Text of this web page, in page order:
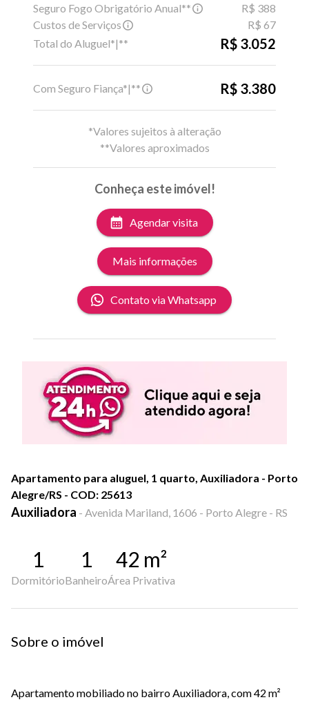
Seguro Fogo Obrigatório Anual**
R$ 388
Custos de Serviços
R$ 67
Total do Aluguel*|**
R$ 3.052
Com Seguro Fiança*|** R$ 3.380
*Valores sujeitos à alteração
**Valores aproximados
Conheça este imóvel!
Agendar visita
Mais informações
Contato via Whatsapp
Apartamento para aluguel, 1 quarto, Auxiliadora - Porto
Alegre/RS - COD: 25613
Auxiliadora - Avenida Mariland, 1606 - Porto Alegre - RS
1
Dormitório
1
Banheiro
42 m²
Área Privativa
Sobre o imóvel
Apartamento mobiliado no bairro Auxiliadora, com 42 m²